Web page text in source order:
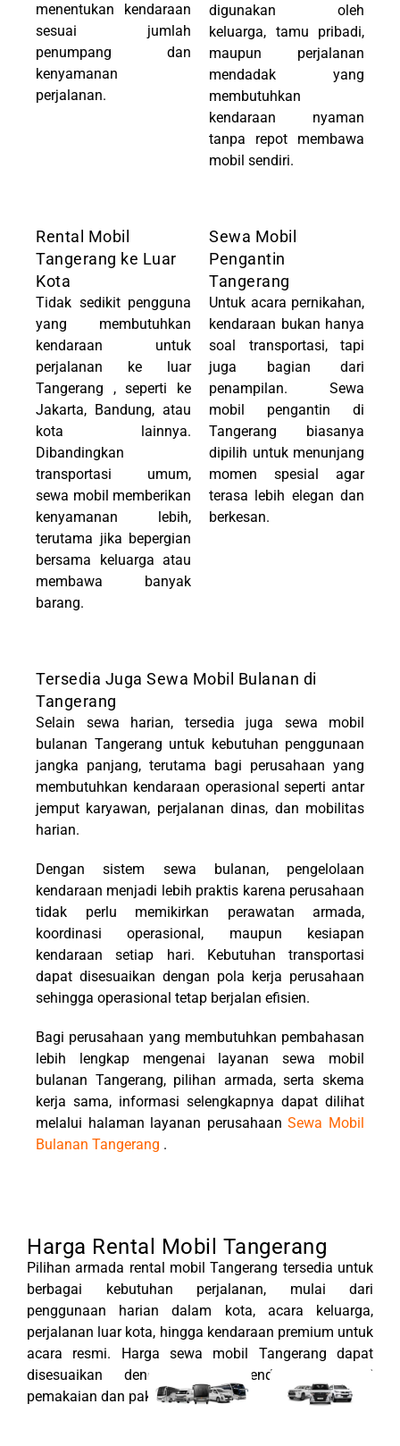
menentukan kendaraan
sesuai jumlah
penumpang dan
kenyamanan
perjalanan.
digunakan oleh
keluarga, tamu pribadi,
maupun perjalanan
mendadak yang
membutuhkan
kendaraan nyaman
tanpa repot membawa
mobil sendiri.
Rental Mobil
Tangerang ke Luar
Kota
Tidak sedikit pengguna
yang membutuhkan
kendaraan untuk
perjalanan ke luar
Tangerang , seperti ke
Jakarta, Bandung, atau
kota lainnya.
Dibandingkan
transportasi umum,
sewa mobil memberikan
kenyamanan lebih,
terutama jika bepergian
bersama keluarga atau
membawa banyak
barang.
Sewa Mobil
Pengantin
Tangerang
Untuk acara pernikahan,
kendaraan bukan hanya
soal transportasi, tapi
juga bagian dari
penampilan. Sewa
mobil pengantin di
Tangerang biasanya
dipilih untuk menunjang
momen spesial agar
terasa lebih elegan dan
berkesan.
Tersedia Juga Sewa Mobil Bulanan di
Tangerang
Selain sewa harian, tersedia juga sewa mobil
bulanan Tangerang untuk kebutuhan penggunaan
jangka panjang, terutama bagi perusahaan yang
membutuhkan kendaraan operasional seperti antar
jemput karyawan, perjalanan dinas, dan mobilitas
harian.
Dengan sistem sewa bulanan, pengelolaan
kendaraan menjadi lebih praktis karena perusahaan
tidak perlu memikirkan perawatan armada,
koordinasi operasional, maupun kesiapan
kendaraan setiap hari. Kebutuhan transportasi
dapat disesuaikan dengan pola kerja perusahaan
sehingga operasional tetap berjalan efisien.
Bagi perusahaan yang membutuhkan pembahasan
lebih lengkap mengenai layanan sewa mobil
bulanan Tangerang, pilihan armada, serta skema
kerja sama, informasi selengkapnya dapat dilihat
melalui halaman layanan perusahaanSewa Mobil
Bulanan Tangerang .
Harga Rental Mobil Tangerang
Pilihan armada rental mobil Tangerang tersedia untuk
berbagai kebutuhan perjalanan, mulai dari
penggunaan harian dalam kota, acara keluarga,
perjalanan luar kota, hingga kendaraan premium untuk
acara resmi. Harga sewa mobil Tangerang dapat
disesuaikan dengan jenis kendaraan, durasi
pemakaian dan paket layanan.